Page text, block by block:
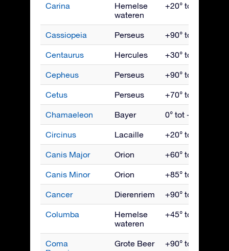
Carina
Hemelse
wateren
+20° tot -90°
Cassiopeia Perseus +90° tot -20°
Centaurus Hercules +30° tot -90°
Cepheus Perseus +90° tot -10°
Cetus Perseus +70° tot -90°
Chamaeleon Bayer 0° tot -90°
Circinus Lacaille +20° tot -90°
Canis Major Orion +60° tot -90°
Canis Minor Orion +85° tot -75°
Cancer Dierenriem +90° tot -60°
Columba
Hemelse
wateren
+45° tot -90°
Coma
Grote Beer +90° tot -60°